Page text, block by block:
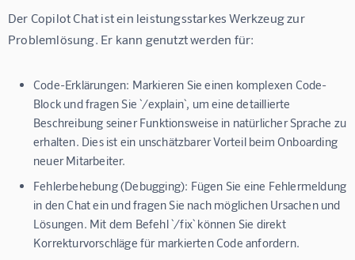
Der Copilot Chat ist ein leistungsstarkes Werkzeug zur
Problemlösung. Er kann genutzt werden für:
Code-Erklärungen: Markieren Sie einen komplexen Code-
Block und fragen Sie `/explain`, um eine detaillierte
Beschreibung seiner Funktionsweise in natürlicher Sprache zu
erhalten. Dies ist ein unschätzbarer Vorteil beim Onboarding
neuer Mitarbeiter.
Fehlerbehebung (Debugging): Fügen Sie eine Fehlermeldung
in den Chat ein und fragen Sie nach möglichen Ursachen und
Lösungen. Mit dem Befehl `/fix` können Sie direkt
Korrekturvorschläge für markierten Code anfordern.